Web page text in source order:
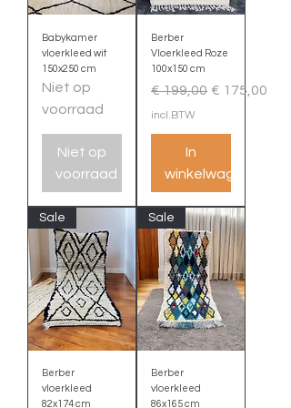
Babykamer
vloerkleed wit
150x250 cm
Niet op
voorraad
Niet op
voorraad
Berber
Vloerkleed Roze
100x150 cm
Normale prijs
€ 199,00 Verkoopprijs
€ 175,00
incl.BTW
In
winkelwagen
Sale
Berber
vloerkleed
82x174 cm
Sale
Berber
vloerkleed
86x165 cm